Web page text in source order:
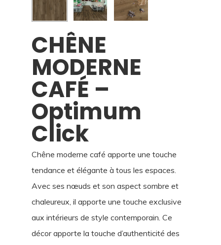
CHÊNE
MODERNE
CAFÉ –
Optimum
Click
Chêne moderne café apporte une touche
tendance et élégante à tous les espaces.
Avec ses nœuds et son aspect sombre et
chaleureux, il apporte une touche exclusive
aux intérieurs de style contemporain. Ce
décor apporte la touche d’authenticité des